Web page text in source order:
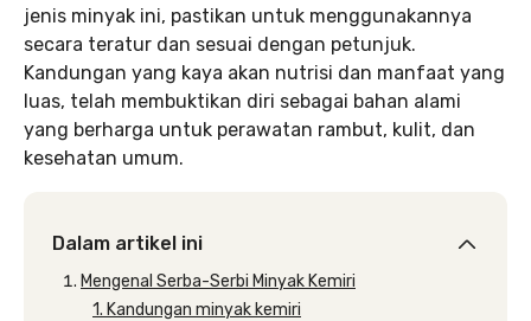
jenis minyak ini, pastikan untuk menggunakannya
secara teratur dan sesuai dengan petunjuk.
Kandungan yang kaya akan nutrisi dan manfaat yang
luas, telah membuktikan diri sebagai bahan alami
yang berharga untuk perawatan rambut, kulit, dan
kesehatan umum.
Dalam artikel ini
Mengenal Serba-Serbi Minyak Kemiri
1. Kandungan minyak kemiri